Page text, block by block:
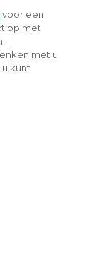
voor een
op met
met u
kunt